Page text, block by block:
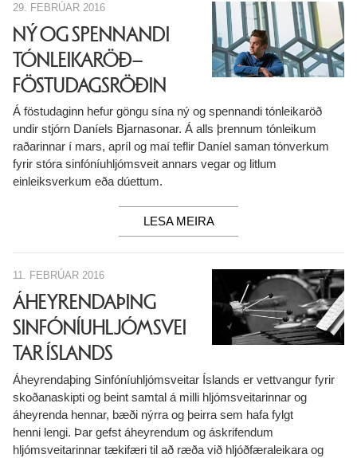
29. FEBRÚAR 2016
NÝ OG SPENNANDI
TÓNLEIKARÖÐ–
FÖSTUDAGSRÖÐIN
Á föstudaginn hefur göngu sína ný og spennandi tónleikaröð
undir stjórn Daníels Bjarnasonar. Á alls þrennum tónleikum
raðarinnar í mars, apríl og maí teflir Daníel saman tónverkum
fyrir stóra sinfóníuhljómsveit annars vegar og litlum
einleiksverkum eða dúettum.
LESA MEIRA
11. FEBRÚAR 2016
ÁHEYRENDAÞING
SINFÓNÍUHLJÓMSVEI
TAR ÍSLANDS
Áheyrendaþing Sinfóníuhljómsveitar Íslands er vettvangur fyrir
skoðanaskipti og beint samtal á milli hljómsveitarinnar og
áheyrenda hennar, bæði nýrra og þeirra sem hafa fylgt
henni lengi. Þar gefst áheyrendum og áskrifendum
hljómsveitarinnar tækifæri til að ræða við hljóðfæraleikara og